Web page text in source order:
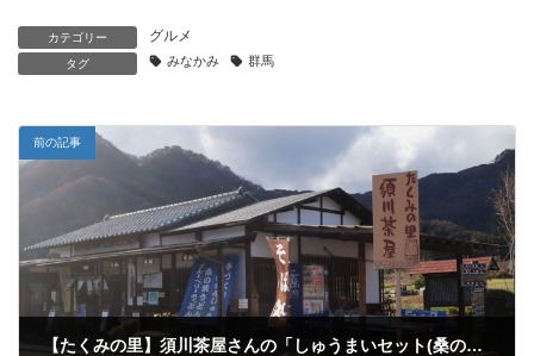
カテゴリー グルメ
タグ みなかみ 群馬
前の記事
【たくみの里】須川茶屋さんの「しゅうまいセット(桑の葉うどん・天ぷら）」と「やきもち」